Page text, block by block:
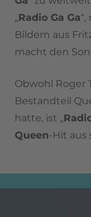
„Radio Ga Ga
Bildern aus
macht den
Obwohl Roger
Bestandteil
hatte, ist „
Queen-Hit aus